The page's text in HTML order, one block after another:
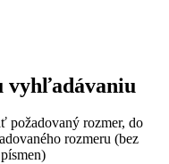
vyhľadávaniu
požadovaný rozmer, do
rozmeru (bez